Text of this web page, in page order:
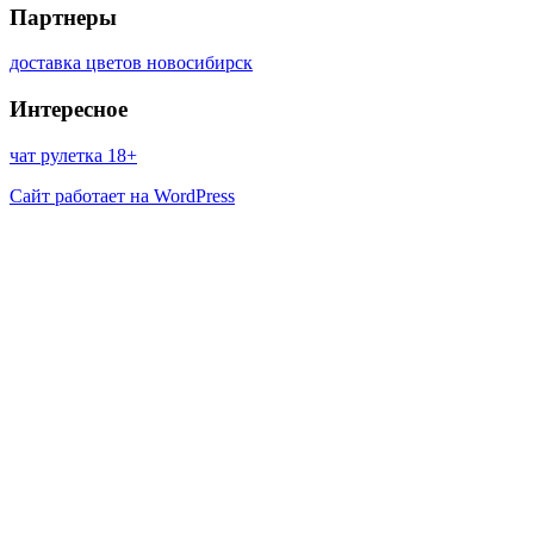
Партнеры
доставка цветов новосибирск
Интересное
чат рулетка 18+
Сайт работает на WordPress